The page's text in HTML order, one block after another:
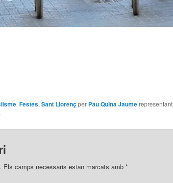
, Festes, Sant Llorençper Pau Quina Jaumerepresentant
.
Els camps necessaris estan marcats amb *